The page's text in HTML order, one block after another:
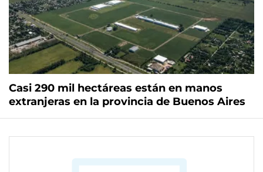
Casi 290 mil hectáreas están en manos
extranjeras en la provincia de Buenos Aires